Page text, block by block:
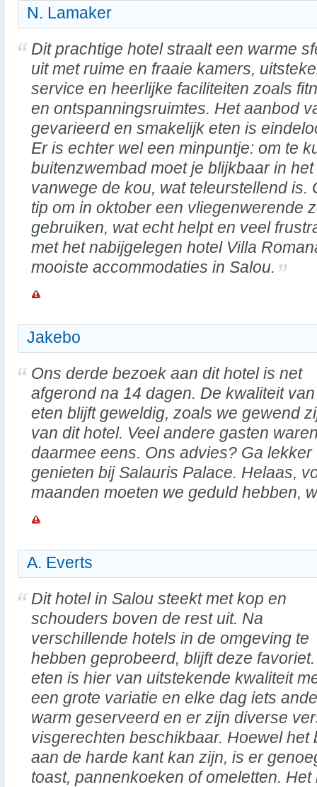
N. Lamaker
Dit prachtige hotel straalt een warme
uit met ruime en fraaie kamers,
service en heerlijke faciliteiten zoals
en ontspanningsruimtes. Het aanbod
gevarieerd en smakelijk eten is
Er is echter wel een minpuntje: om te
buitenzwembad moet je blijkbaar in
vanwege de kou, wat teleurstellend is.
tip om in oktober een vliegenwerende
gebruiken, wat echt helpt en veel
met het nabijgelegen hotel Villa
mooiste accommodaties in Salou.
Jakebo
Ons derde bezoek aan dit hotel is net
afgerond na 14 dagen. De kwaliteit
eten blijft geweldig, zoals we gewend
van dit hotel. Veel andere gasten
daarmee eens. Ons advies? Ga lekker
genieten bij Salauris Palace. Helaas,
maanden moeten we geduld hebben,
A. Everts
Dit hotel in Salou steekt met kop en
schouders boven de rest uit. Na
verschillende hotels in de omgeving te
hebben geprobeerd, blijft deze
eten is hier van uitstekende kwaliteit
een grote variatie en elke dag iets
warm geserveerd en er zijn diverse
visgerechten beschikbaar. Hoewel het
aan de harde kant kan zijn, is er
toast, pannenkoeken of omeletten.